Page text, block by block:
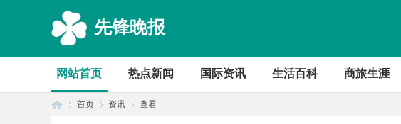
先锋晚报
网站首页 热点新闻 国际资讯 生活百科 商旅生涯
首页 资讯 查看